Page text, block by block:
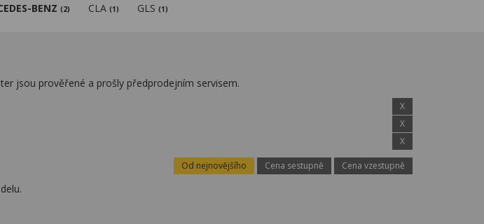
BENZ (2) CLA (1) GLS (1)
jsou prověřené a prošly předprodejním servisem.
X
X
X
Od nejnovějšího Cena sestupně Cena vzestupně